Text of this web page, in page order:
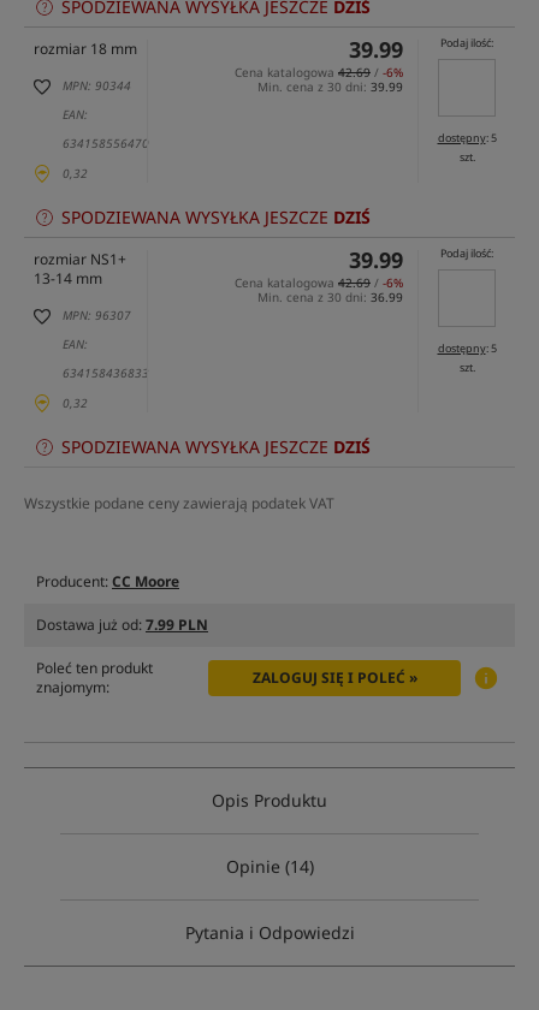
SPODZIEWANA WYSYŁKA JESZCZE DZIŚ
rozmiar 18 mm
MPN: 90344
EAN:
634158556470
0,32
39.99
Cena katalogowa 42.69 / -6%
Min. cena z 30 dni: 39.99
Podaj ilość:
dostępny: 5
szt.
SPODZIEWANA WYSYŁKA JESZCZE DZIŚ
rozmiar NS1+
13-14 mm
MPN: 96307
EAN:
634158436833
0,32
39.99
Cena katalogowa 42.69 / -6%
Min. cena z 30 dni: 36.99
Podaj ilość:
dostępny: 5
szt.
SPODZIEWANA WYSYŁKA JESZCZE DZIŚ
Wszystkie podane ceny zawierają podatek VAT
Producent:CC Moore
Dostawa już od:7.99 PLN
Poleć ten produkt
znajomym:
ZALOGUJ SIĘ I POLEĆ »
Opis Produktu
Opinie (14)
Pytania i Odpowiedzi